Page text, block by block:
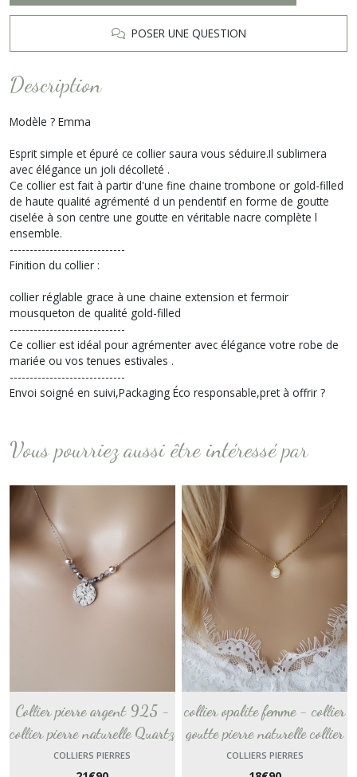
POSER UNE QUESTION
Description
Modèle ? Emma
Esprit simple et épuré ce collier saura vous séduire.Il sublimera
avec élégance un joli décolleté .
Ce collier est fait à partir d'une fine chaine trombone or gold-filled
de haute qualité agrémenté d un pendentif en forme de goutte
ciselée à son centre une goutte en véritable nacre complète l
ensemble.
-----------------------------
Finition du collier :
collier réglable grace à une chaine extension et fermoir
mousqueton de qualité gold-filled
-----------------------------
Ce collier est idéal pour agrémenter avec élégance votre robe de
mariée ou vos tenues estivales .
-----------------------------
Envoi soigné en suivi,Packaging Éco responsable,pret à offrir ?
Vous pourriez aussi être intéressé par
Collier pierre argent 925 -
collier pierre naturelle Quartz
rutile collier argent massif
COLLIERS PIERRES
collier opalite femme - collier
goutte pierre naturelle collier
chaîne plaque or 18k fait
COLLIERS PIERRES